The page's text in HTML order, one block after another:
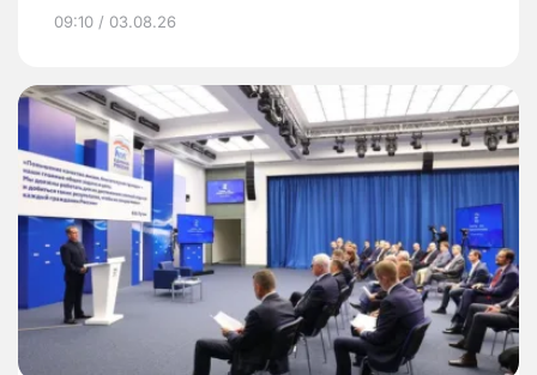
09:10 / 03.08.26